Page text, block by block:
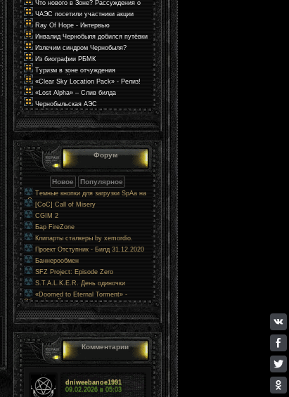
Что нового в Зоне? Рассуждения о
мире в S.T.A.L.K.E.R. 2
ЧАЭС посетили участники акции
«Поезд Единения Украины»
Ray Of Hope - Интервью
Инвалид Чернобыля добился путёвки
через прокуратуру
Излечим синдром Чернобыля?
Из биографии РБМК
Туризм в зоне отчуждения
Чернобыльской АЭС
«Clear Sky Location Pack» - Релиз!
«Lost Alpha» – Слив билда
Чернобыльская АЭС
Форум
Темные кнопки для загрузки SpAa на
uCoz
[CoC] Call of Misery
CGIM 2
Бар FireZone
Клипарты сталкеры by xemordio.
Проект Отступник - Билд 31.12.2020
Баннерообмен
SFZ Project: Episode Zero
S.T.A.L.K.E.R. День одиночки
«Doomed to Eternal Torment» -
Обречённый на вечные муки
Комментарии
dniweebanoe1991
09.02.2026 в05:03